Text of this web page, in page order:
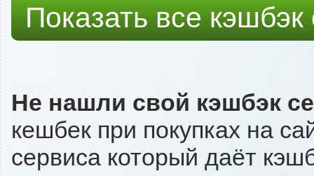
Показать все
Не нашли свой кэшбэк
кешбек при покупках на
сервиса который даёт